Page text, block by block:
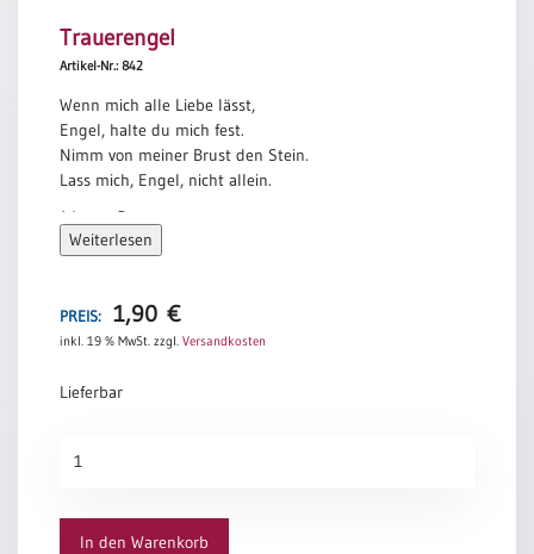
Neutral
Urkunden
Sortimente
Neuerscheinungen
Themen
Taufe
Patenamt
Konfirmationsjubiläum
Trauerengel
Artikel-Nr.: 842
Wenn mich alle Liebe lässt,
Engel, halte du mich fest.
Nimm von meiner Brust den Stein.
Lass mich, Engel, nicht allein.
Werner Bergengruen
Weiterlesen
PREIS: 1,90 €
inkl. 19 % MwSt. zzgl. Versandkosten
Lieferbar
Menge
In den Warenkorb